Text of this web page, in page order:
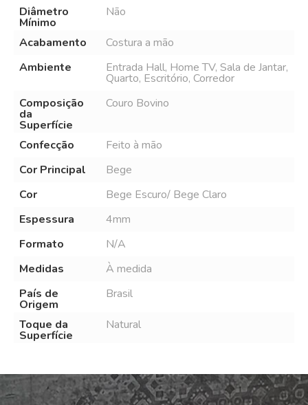
Diâmetro
Mínimo
Não
Acabamento
Costura a mão
Ambiente
Entrada Hall, Home TV, Sala de Jantar,
Quarto, Escritório, Corredor
Composição
da
Superfície
Couro Bovino
Confecção
Feito à mão
Cor Principal
Bege
Cor
Bege Escuro/ Bege Claro
Espessura
4mm
Formato
N/A
Medidas
À medida
País de
Origem
Brasil
Toque da
Superfície
Natural